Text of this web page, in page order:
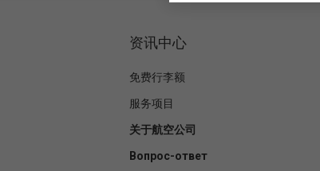
资讯中心
免费行李额
服务项目
关于航空公司
Вопрос-ответ